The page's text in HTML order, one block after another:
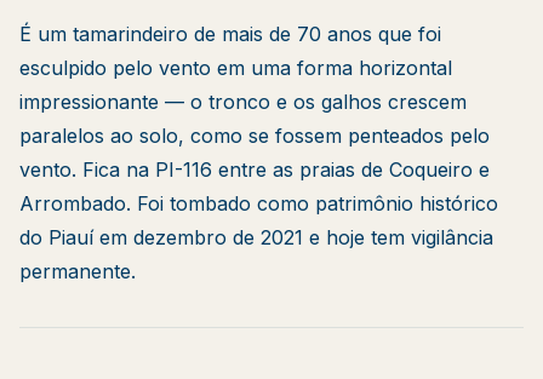
É um tamarindeiro de mais de 70 anos que foi
esculpido pelo vento em uma forma horizontal
impressionante — o tronco e os galhos crescem
paralelos ao solo, como se fossem penteados pelo
vento. Fica na PI-116 entre as praias de Coqueiro e
Arrombado. Foi tombado como patrimônio histórico
do Piauí em dezembro de 2021 e hoje tem vigilância
permanente.